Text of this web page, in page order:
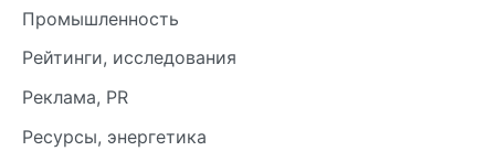
Промышленность
Рейтинги, исследования
Реклама, PR
Ресурсы, энергетика